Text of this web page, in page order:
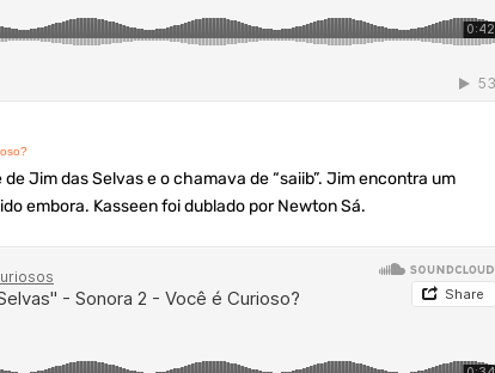
Jim das Selvas e o chamava de “saiib”. Jim encontra um
embora. Kasseen foi dublado por Newton Sá.